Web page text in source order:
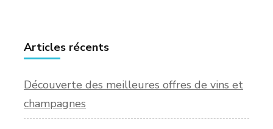
Articles récents
Découverte des meilleures offres de vins et
champagnes